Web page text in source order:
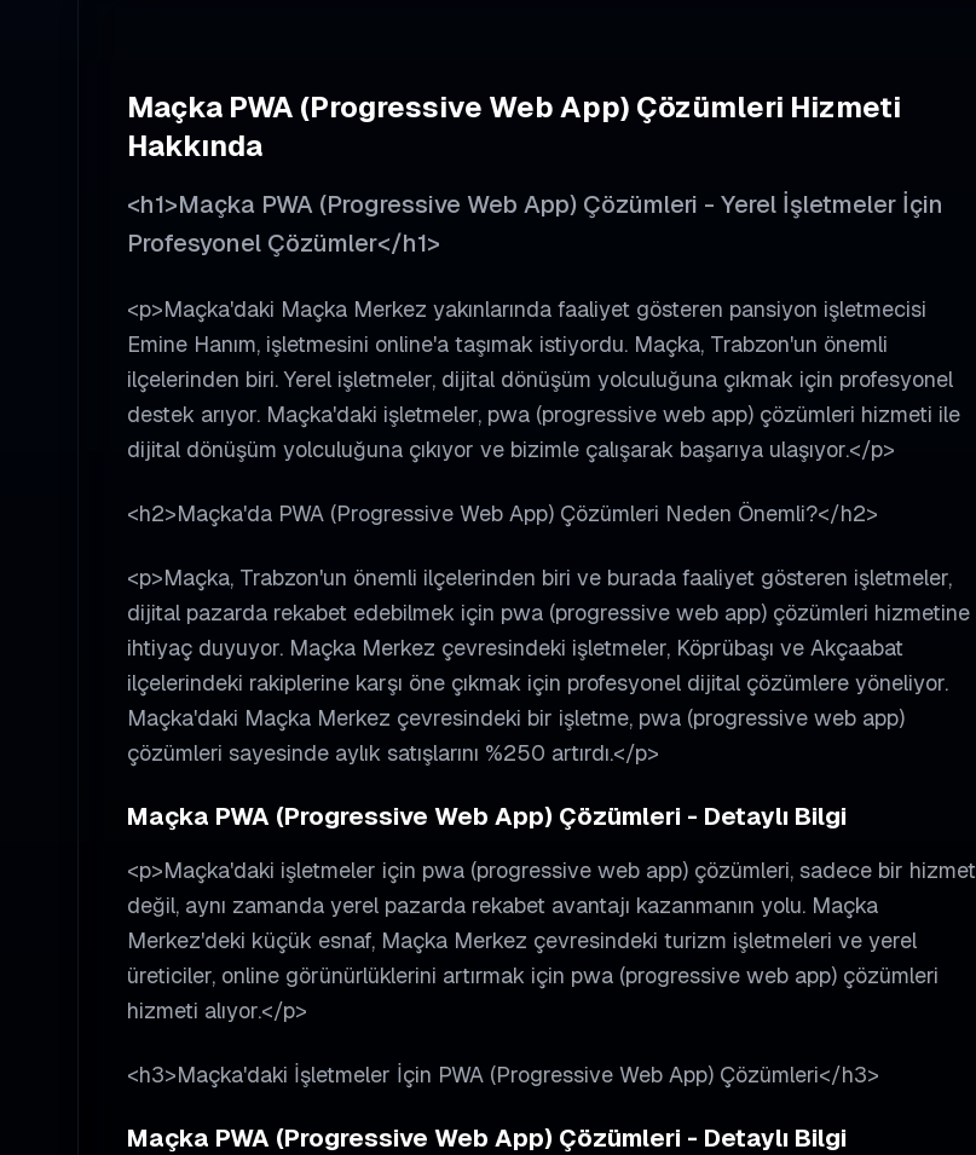
Maçka PWA (Progressive Web App) Çözümleri Hizmeti
Hakkında
<h1>Maçka PWA (Progressive Web App) Çözümleri - Yerel İşletmeler İçin
Profesyonel Çözümler</h1>
<p>Maçka'daki Maçka Merkez yakınlarında faaliyet gösteren pansiyon işletmecisi
Emine Hanım, işletmesini online'a taşımak istiyordu. Maçka, Trabzon'un önemli
ilçelerinden biri. Yerel işletmeler, dijital dönüşüm yolculuğuna çıkmak için profesyonel
destek arıyor. Maçka'daki işletmeler, pwa (progressive web app) çözümleri hizmeti ile
dijital dönüşüm yolculuğuna çıkıyor ve bizimle çalışarak başarıya ulaşıyor.</p>
<h2>Maçka'da PWA (Progressive Web App) Çözümleri Neden Önemli?</h2>
<p>Maçka, Trabzon'un önemli ilçelerinden biri ve burada faaliyet gösteren işletmeler,
dijital pazarda rekabet edebilmek için pwa (progressive web app) çözümleri hizmetine
ihtiyaç duyuyor. Maçka Merkez çevresindeki işletmeler, Köprübaşı ve Akçaabat
ilçelerindeki rakiplerine karşı öne çıkmak için profesyonel dijital çözümlere yöneliyor.
Maçka'daki Maçka Merkez çevresindeki bir işletme, pwa (progressive web app)
çözümleri sayesinde aylık satışlarını %250 artırdı.</p>
Maçka PWA (Progressive Web App) Çözümleri - Detaylı Bilgi
<p>Maçka'daki işletmeler için pwa (progressive web app) çözümleri, sadece bir hizmet
değil, aynı zamanda yerel pazarda rekabet avantajı kazanmanın yolu. Maçka
Merkez'deki küçük esnaf, Maçka Merkez çevresindeki turizm işletmeleri ve yerel
üreticiler, online görünürlüklerini artırmak için pwa (progressive web app) çözümleri
hizmeti alıyor.</p>
<h3>Maçka'daki İşletmeler İçin PWA (Progressive Web App) Çözümleri</h3>
Maçka PWA (Progressive Web App) Çözümleri - Detaylı Bilgi